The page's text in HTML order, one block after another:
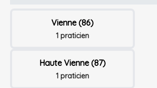
Vienne (86)
1 praticien
Haute Vienne (87)
1 praticien